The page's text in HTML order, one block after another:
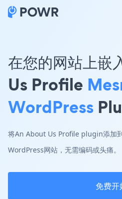
在您的网站上
Us Profile
WordPress
将An About Us Profile plugin添加
WordPress网站，无需编码或头痛。
免费开